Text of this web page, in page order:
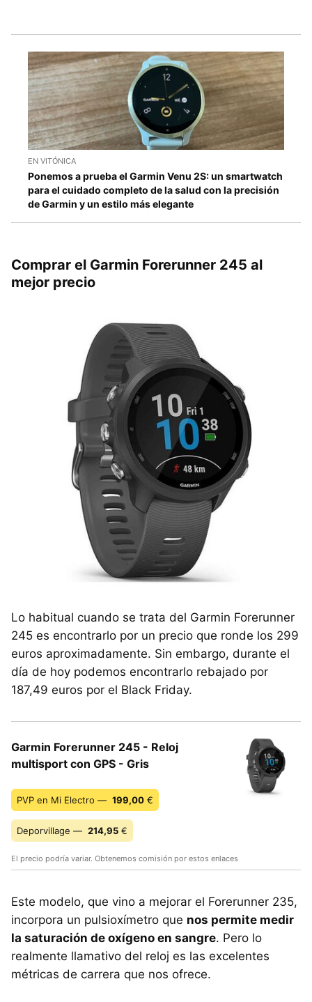
EN VITÓNICA
Ponemos a prueba el Garmin Venu 2S: un smartwatch
para el cuidado completo de la salud con la precisión
de Garmin y un estilo más elegante
Comprar el Garmin Forerunner 245 al
mejor precio
Lo habitual cuando se trata del Garmin Forerunner
245 es encontrarlo por un precio que ronde los 299
euros aproximadamente. Sin embargo, durante el
día de hoy podemos encontrarlo rebajado por
187,49 euros por el Black Friday.
Garmin Forerunner 245 - Reloj
multisport con GPS - Gris
PVP en Mi Electro — 199,00 €
Deporvillage — 214,95 €
El precio podría variar. Obtenemos comisión por estos enlaces
Este modelo, que vino a mejorar el Forerunner 235,
incorpora un pulsioxímetro que nos permite medir
la saturación de oxígeno en sangre. Pero lo
realmente llamativo del reloj es las excelentes
métricas de carrera que nos ofrece.